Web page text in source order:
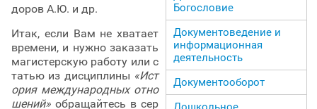
доров А.Ю. и др.
Итак, если Вам не хватает
времени, и нужно заказать
магистерскую работу или с
татью из дисциплины «Ист
ория международных отно
шений» обращайтесь в сер
Богословие
Документоведение и
информационная
деятельность
Документооборот